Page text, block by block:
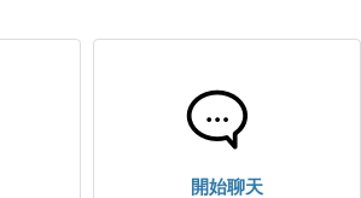
開始聊天